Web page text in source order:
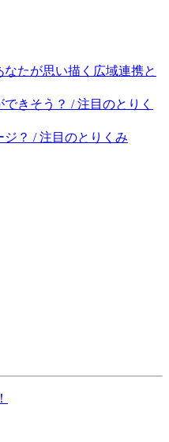
なたが思い描く広域連携と
きそう？ / 注目のとりく
？ / 注目のとりくみ